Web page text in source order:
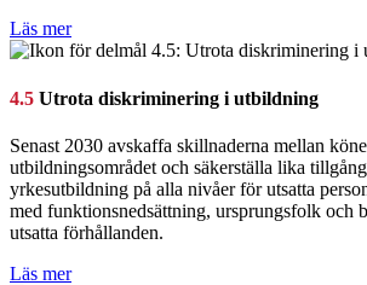
Läs mer
4.5 Utrota diskriminering i utbildning
Senast 2030 avskaffa skillnaderna mellan
utbildningsområdet och säkerställa lika
yrkesutbildning på alla nivåer för utsatta
med funktionsnedsättning, ursprungsfolk och
utsatta förhållanden.
Läs mer